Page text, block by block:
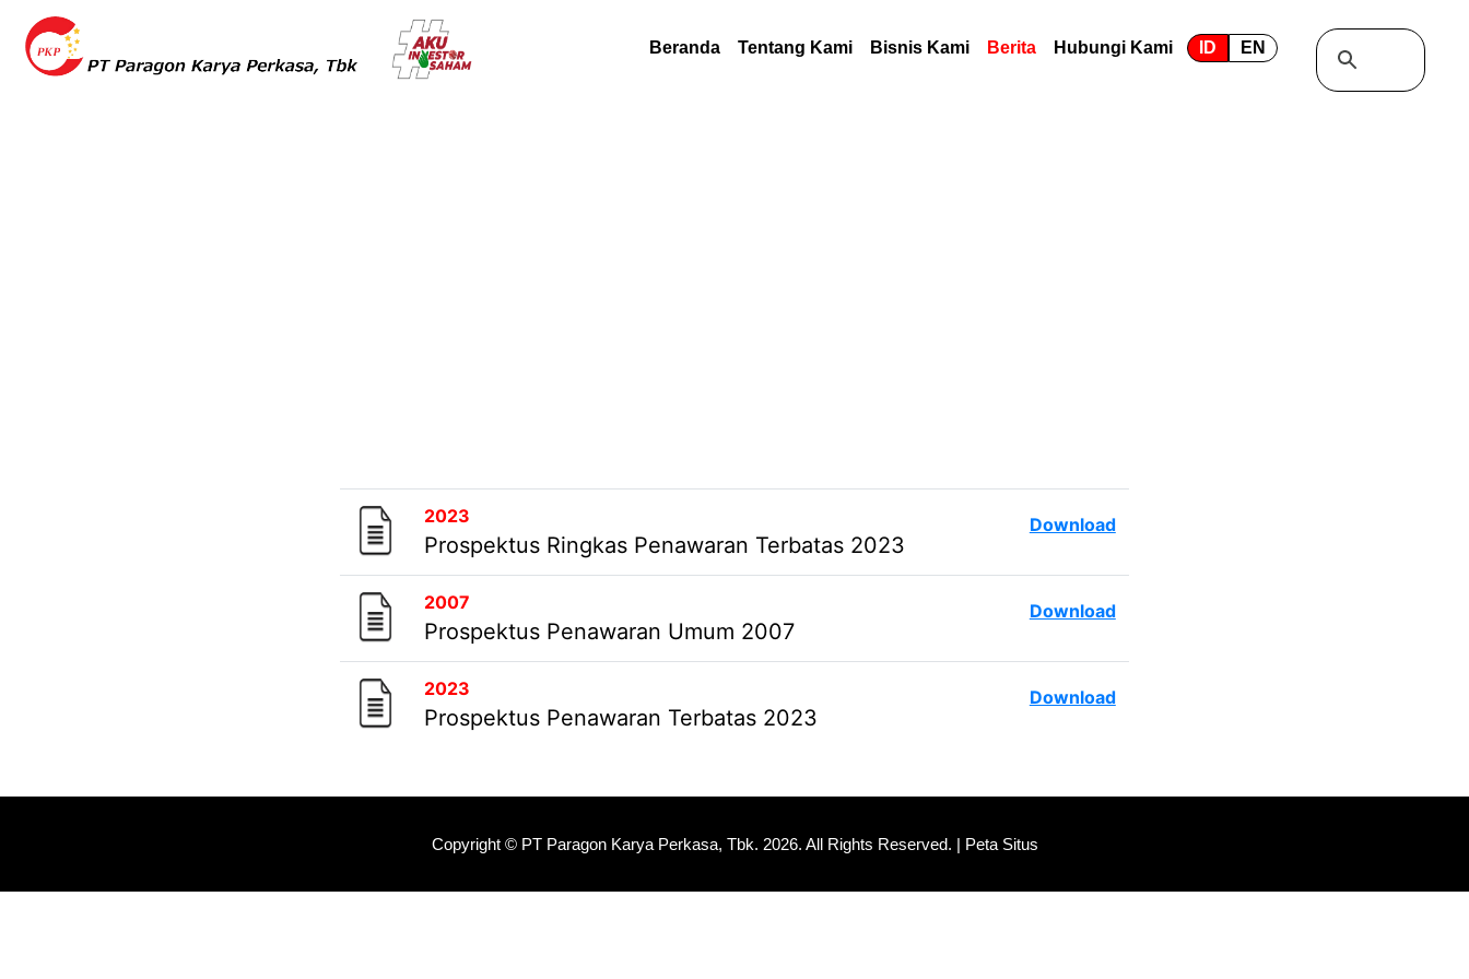
Beranda Tentang Kami Bisnis Kami Berita Hubungi Kami ID EN
2023
Prospektus Ringkas Penawaran Terbatas 2023
Download
2007
Prospektus Penawaran Umum 2007
Download
2023
Prospektus Penawaran Terbatas 2023
Download
Copyright © PT Paragon Karya Perkasa, Tbk. 2026. All Rights Reserved. | Peta Situs